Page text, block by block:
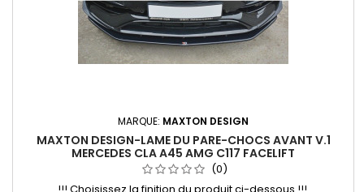
MARQUE: MAXTON DESIGN
MAXTON DESIGN-LAME DU PARE-CHOCS AVANT V.1
MERCEDES CLA A45 AMG C117 FACELIFT
(0)